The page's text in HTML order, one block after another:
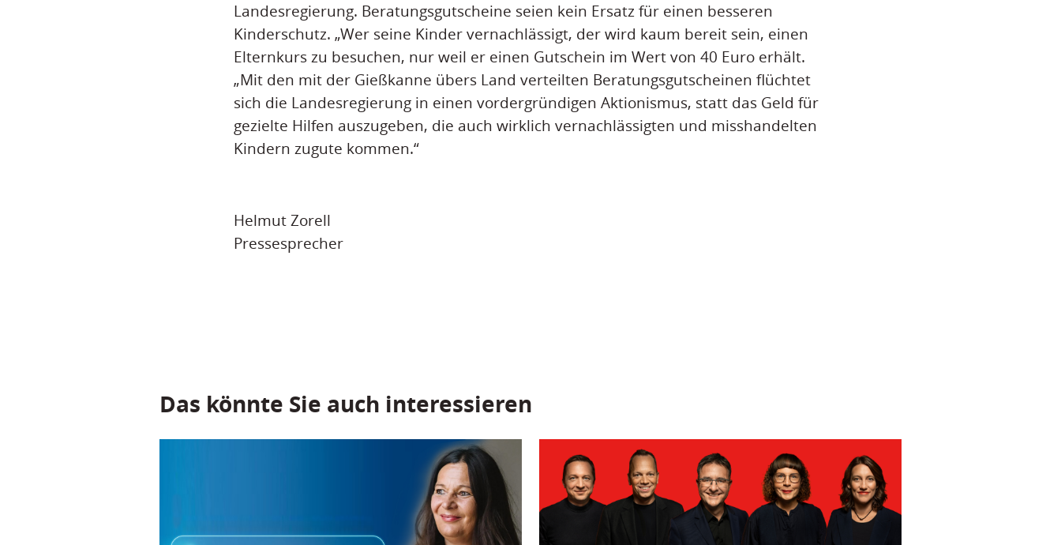
Landesregierung. Beratungsgutscheine seien kein Ersatz für einen besseren
Kinderschutz. „Wer seine Kinder vernachlässigt, der wird kaum bereit sein, einen
Elternkurs zu besuchen, nur weil er einen Gutschein im Wert von 40 Euro erhält.
„Mit den mit der Gießkanne übers Land verteilten Beratungsgutscheinen flüchtet
sich die Landesregierung in einen vordergründigen Aktionismus, statt das Geld für
gezielte Hilfen auszugeben, die auch wirklich vernachlässigten und misshandelten
Kindern zugute kommen.“
Helmut Zorell
Pressesprecher
Das könnte Sie auch interessieren